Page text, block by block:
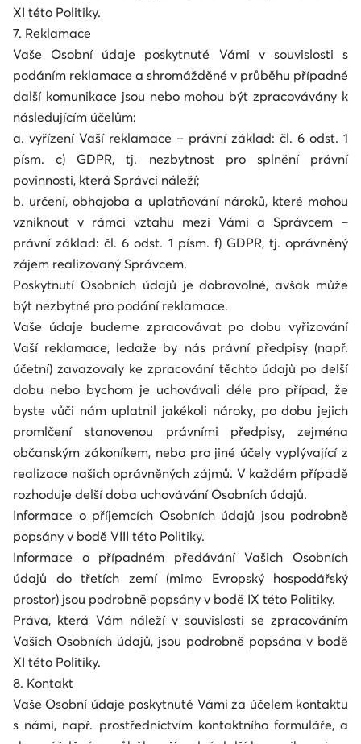
XI této Politiky.
7. Reklamace
Vaše Osobní údaje poskytnuté Vámi v souvislosti s
podáním reklamace a shromážděné v průběhu případné
další komunikace jsou nebo mohou být zpracovávány k
následujícím účelům:
a. vyřízení Vaší reklamace – právní základ: čl. 6 odst. 1
písm. c) GDPR, tj. nezbytnost pro splnění právní
povinnosti, která Správci náleží;
b. určení, obhajoba a uplatňování nároků, které mohou
vzniknout v rámci vztahu mezi Vámi a Správcem –
právní základ: čl. 6 odst. 1 písm. f) GDPR, tj. oprávněný
zájem realizovaný Správcem.
Poskytnutí Osobních údajů je dobrovolné, avšak může
být nezbytné pro podání reklamace.
Vaše údaje budeme zpracovávat po dobu vyřizování
Vaší reklamace, ledaže by nás právní předpisy (např.
účetní) zavazovaly ke zpracování těchto údajů po delší
dobu nebo bychom je uchovávali déle pro případ, že
byste vůči nám uplatnil jakékoli nároky, po dobu jejich
promlčení stanovenou právními předpisy, zejména
občanským zákoníkem, nebo pro jiné účely vyplývající z
realizace našich oprávněných zájmů. V každém případě
rozhoduje delší doba uchovávání Osobních údajů.
Informace o příjemcích Osobních údajů jsou podrobně
popsány v bodě VIII této Politiky.
Informace o případném předávání Vašich Osobních
údajů do třetích zemí (mimo Evropský hospodářský
prostor) jsou podrobně popsány v bodě IX této Politiky.
Práva, která Vám náleží v souvislosti se zpracováním
Vašich Osobních údajů, jsou podrobně popsána v bodě
XI této Politiky.
8. Kontakt
Vaše Osobní údaje poskytnuté Vámi za účelem kontaktu
s námi, např. prostřednictvím kontaktního formuláře, a